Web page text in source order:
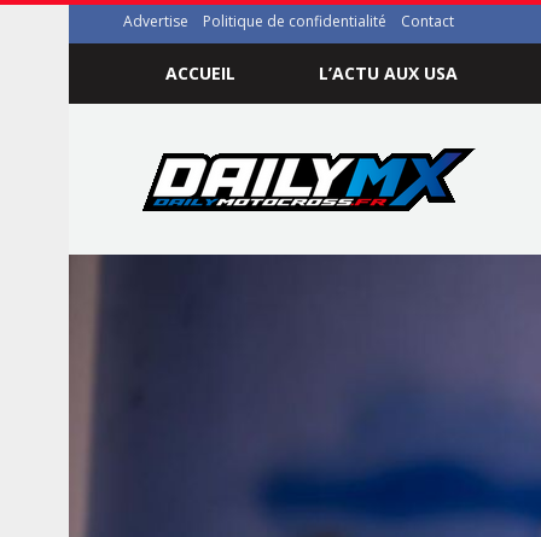
Advertise Politique de confidentialité Contact
ACCUEIL L’ACTU AUX USA